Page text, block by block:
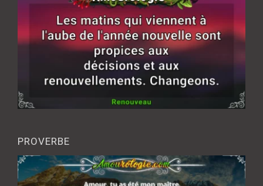
PROVERBE